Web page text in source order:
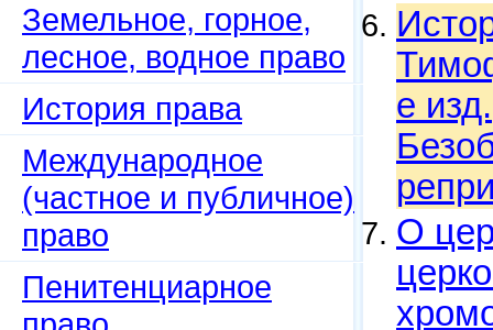
Земельное, горное,
лесное, водное право
История права
Международное
(частное и публичное)
право
Пенитенциарное
е
О